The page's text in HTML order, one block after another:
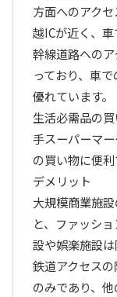
方面へのアク
越ICが近く、車
幹線道路への
っており、車
優れています。
生活必需品の
手スーパーマ
の買い物に便利
デメリット
大規模商業施
と、ファッシ
設や娯楽施設は
鉄道アクセス
のみであり、